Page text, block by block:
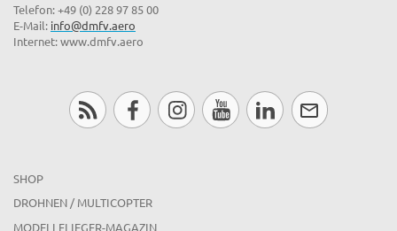
Telefon: +49 (0) 228 97 85 00
E-Mail: info@dmfv.aero
Internet: www.dmfv.aero
SHOP
DROHNEN / MULTICOPTER
MODELLFLIEGER-MAGAZIN